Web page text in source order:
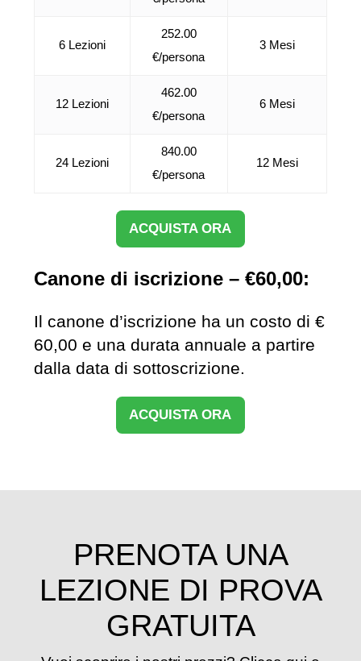
6 Lezioni
252.00
€/persona
3 Mesi
12 Lezioni
462.00
€/persona
6 Mesi
24 Lezioni
840.00
€/persona
12 Mesi
ACQUISTA ORA
Canone di iscrizione – €60,00:
Il canone d’iscrizione ha un costo di €
60,00 e una durata annuale a partire
dalla data di sottoscrizione.
ACQUISTA ORA
PRENOTA UNA
LEZIONE DI PROVA
GRATUITA